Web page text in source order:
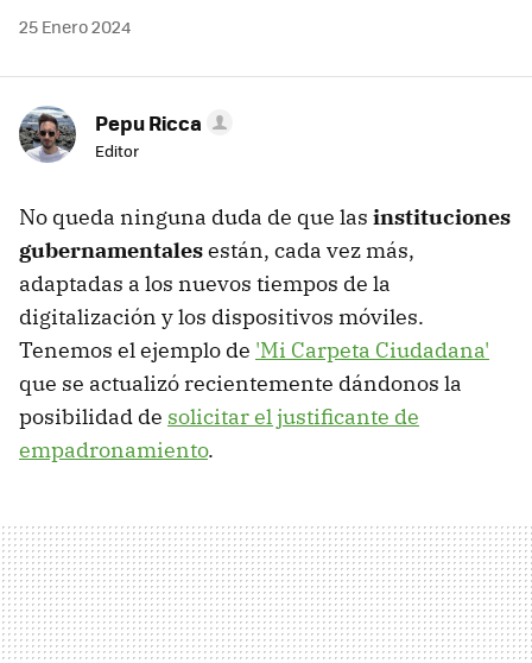
25 Enero 2024
Pepu Ricca
Editor
No queda ninguna duda de que las instituciones
gubernamentalesestán, cada vez más,
adaptadas a los nuevos tiempos de la
digitalización y los dispositivos móviles.
Tenemos el ejemplo de 'Mi Carpeta Ciudadana'
que se actualizó recientemente dándonos la
posibilidad de solicitar el justificante de
empadronamiento.